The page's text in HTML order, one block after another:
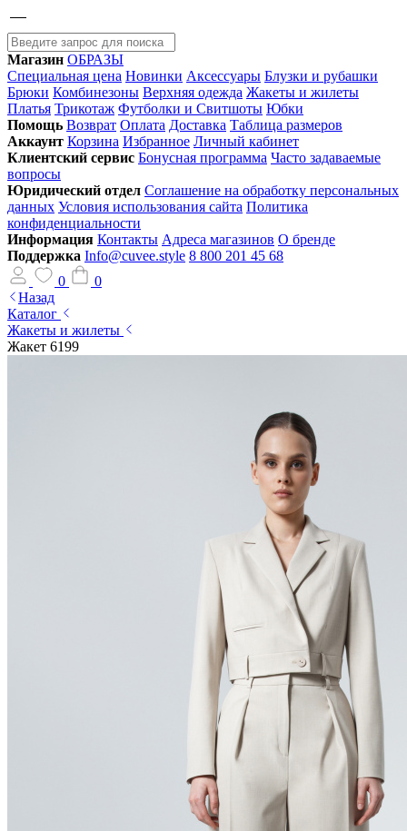
Магазин ОБРАЗЫ
Специальная цена Новинки Аксессуары Блузки и рубашки
Брюки Комбинезоны Верхняя одежда Жакеты и жилеты
Платья Трикотаж Футболки и Свитшоты Юбки
Помощь Возврат Оплата Доставка Таблица размеров
Аккаунт Корзина Избранное Личный кабинет
Клиентский сервис Бонусная программа Часто задаваемые
вопросы
Юридический отдел Соглашение на обработку персональных
данных Условия использования сайта Политика
конфиденциальности
Информация Контакты Адреса магазинов О бренде
Поддержка Info@cuvee.style 8 800 201 45 68
0
0
Назад
Каталог
Жакеты и жилеты
Жакет 6199